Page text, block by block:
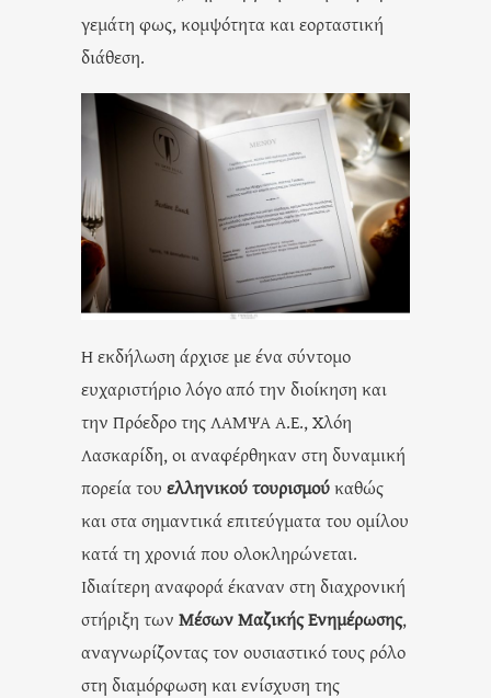
γεμάτη φως, κομψότητα και εορταστική
διάθεση.
Η εκδήλωση άρχισε με ένα σύντομο
ευχαριστήριο λόγο από την διοίκηση και
την Πρόεδρο της ΛΑΜΨΑ Α.Ε., Χλόη
Λασκαρίδη, οι αναφέρθηκαν στη δυναμική
πορεία του ελληνικού τουρισμούκαθώς
και στα σημαντικά επιτεύγματα του ομίλου
κατά τη χρονιά που ολοκληρώνεται.
Ιδιαίτερη αναφορά έκαναν στη διαχρονική
στήριξη των Μέσων Μαζικής Ενημέρωσης,
αναγνωρίζοντας τον ουσιαστικό τους ρόλο
στη διαμόρφωση και ενίσχυση της